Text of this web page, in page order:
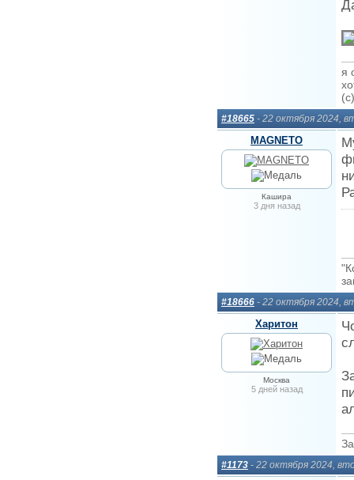
я
(c)
#18665 - 22 октября 2024,
MAGNETO
Кашира
3 дня назад
#18666 - 22 октября 2024,
Харитон
Москва
5 дней назад
#1173 - 22 октября 2024,